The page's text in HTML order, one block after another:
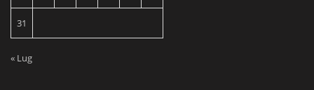
31
« Lug